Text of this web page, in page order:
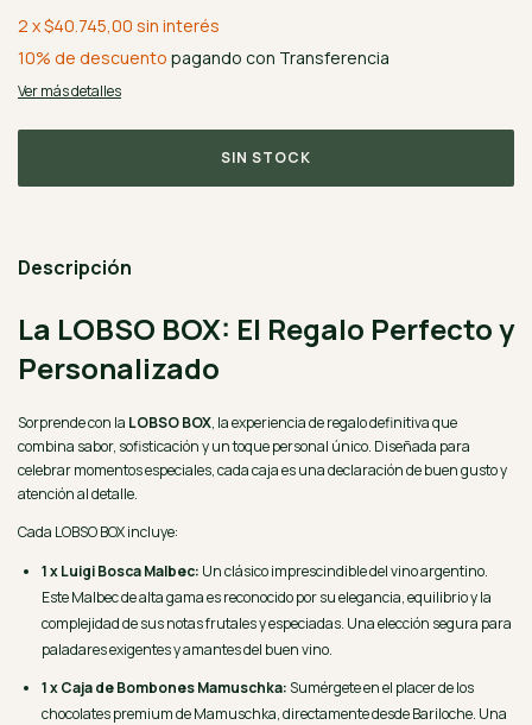
2 x$40.745,00 sin interés
10% de descuento pagando con Transferencia
Ver más detalles
Descripción
La LOBSO BOX: El Regalo Perfecto y
Personalizado
Sorprende con la LOBSO BOX, la experiencia de regalo definitiva que
combina sabor, sofisticación y un toque personal único. Diseñada para
celebrar momentos especiales, cada caja es una declaración de buen gusto y
atención al detalle.
Cada LOBSO BOX incluye:
1 x Luigi Bosca Malbec: Un clásico imprescindible del vino argentino.
Este Malbec de alta gama es reconocido por su elegancia, equilibrio y la
complejidad de sus notas frutales y especiadas. Una elección segura para
paladares exigentes y amantes del buen vino.
1 x Caja de Bombones Mamuschka:Sumérgete en el placer de los
chocolates premium de Mamuschka, directamente desde Bariloche. Una